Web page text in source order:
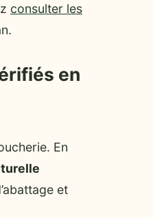
consulter les
en
En
et